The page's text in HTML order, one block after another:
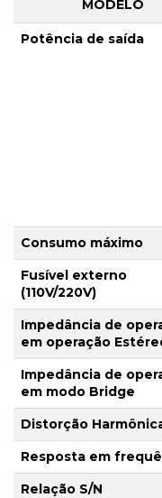
MODELO
Potência de saída
Consumo máximo
Fusível externo
(110V/220V)
Impedância de
em operação
Impedância de
em modo Bridge
Distorção
Resposta em
Relação S/N